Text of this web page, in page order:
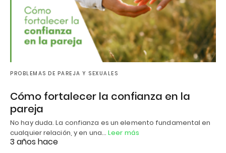
PROBLEMAS DE PAREJA Y SEXUALES
Cómo fortalecer la confianza en la
pareja
No hay duda. La confianza es un elemento fundamental en
cualquier relación, y en una…Leer más
3 años hace